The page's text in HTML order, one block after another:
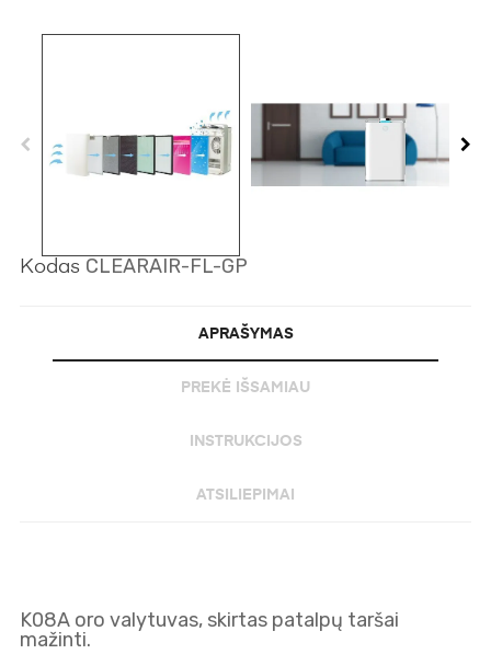
Kodas CLEARAIR-FL-GP
APRAŠYMAS
PREKĖ IŠSAMIAU
INSTRUKCIJOS
ATSILIEPIMAI
K08A oro valytuvas, skirtas patalpų taršai
mažinti.